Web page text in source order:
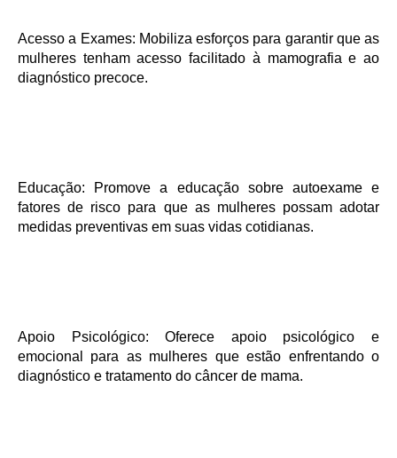
Acesso a Exames: Mobiliza esforços para garantir que as
mulheres tenham acesso facilitado à mamografia e ao
diagnóstico precoce.
Educação: Promove a educação sobre autoexame e
fatores de risco para que as mulheres possam adotar
medidas preventivas em suas vidas cotidianas.
Apoio Psicológico: Oferece apoio psicológico e
emocional para as mulheres que estão enfrentando o
diagnóstico e tratamento do câncer de mama.